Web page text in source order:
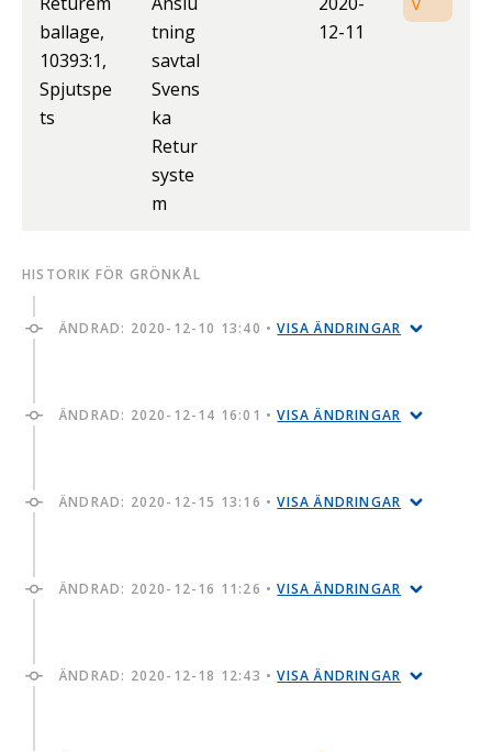
ballage,
10393:1,
Spjutspe
ts
tning
savtal
Svens
ka
Retur
syste
m
12-11
HISTORIK FÖR GRÖNKÅL
ÄNDRAD: 2020-12-10 13:40 •VISA ÄNDRINGAR
ÄNDRAD: 2020-12-14 16:01 •VISA ÄNDRINGAR
ÄNDRAD: 2020-12-15 13:16 •VISA ÄNDRINGAR
ÄNDRAD: 2020-12-16 11:26 •VISA ÄNDRINGAR
ÄNDRAD: 2020-12-18 12:43 •VISA ÄNDRINGAR